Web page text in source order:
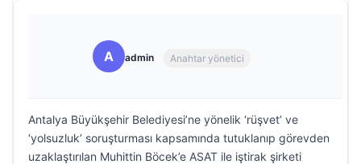
A admin Anahtar yönetici
Antalya Büyükşehir Belediyesi’ne yönelik ‘rüşvet’ ve
‘yolsuzluk’ soruşturması kapsamında tutuklanıp görevden
uzaklaştırılan Muhittin Böcek’e ASAT ile iştirak şirketi